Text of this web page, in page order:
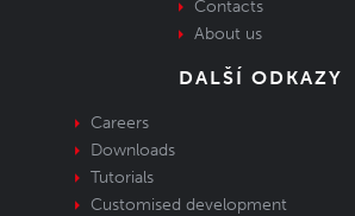
Contacts
About us
DALŠÍ ODKAZY
Careers
Downloads
Tutorials
Customised development